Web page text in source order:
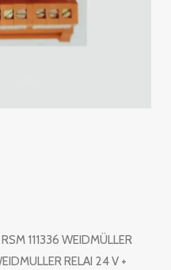
111336 WEIDMÜLLER
RELAI 24 V +